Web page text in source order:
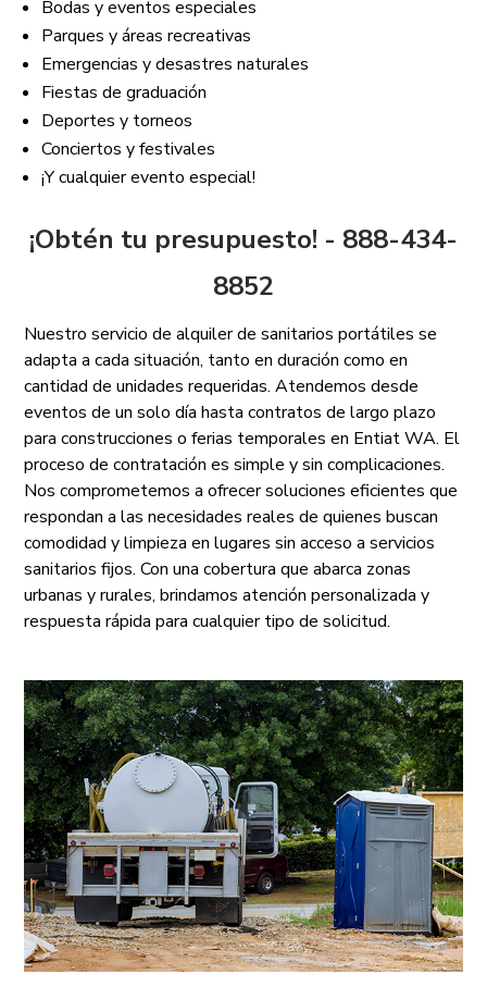
Bodas y eventos especiales
Parques y áreas recreativas
Emergencias y desastres naturales
Fiestas de graduación
Deportes y torneos
Conciertos y festivales
¡Y cualquier evento especial!
¡Obtén tu presupuesto! - 888-434-
8852
Nuestro servicio de alquiler de sanitarios portátiles se
adapta a cada situación, tanto en duración como en
cantidad de unidades requeridas. Atendemos desde
eventos de un solo día hasta contratos de largo plazo
para construcciones o ferias temporales en Entiat WA. El
proceso de contratación es simple y sin complicaciones.
Nos comprometemos a ofrecer soluciones eficientes que
respondan a las necesidades reales de quienes buscan
comodidad y limpieza en lugares sin acceso a servicios
sanitarios fijos. Con una cobertura que abarca zonas
urbanas y rurales, brindamos atención personalizada y
respuesta rápida para cualquier tipo de solicitud.